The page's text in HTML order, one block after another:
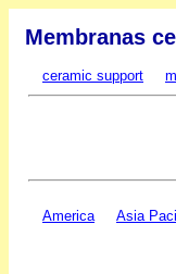
Membranas
ceramic support
America Asia